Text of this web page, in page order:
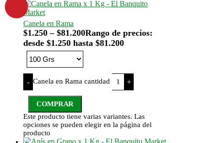
Canela en Rama
$1.250 – $81.200Rango de precios:
desde $1.250 hasta $81.200
- Canela en Rama cantidad +
COMPRAR
Este producto tiene varias variantes. Las
opciones se pueden elegir en la página del
producto